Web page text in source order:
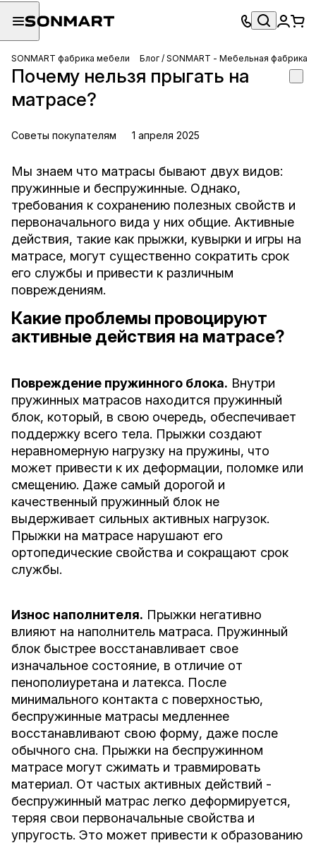
SONMART фабрика мебели Блог / SONMART - Мебельная фабрика
Почему нельзя прыгать на
матрасе?
Советы покупателям 1 апреля 2025
Мы знаем что матрасы бывают двух видов:
пружинные и беспружинные. Однако,
требования к сохранению полезных свойств и
первоначального вида у них общие. Активные
действия, такие как прыжки, кувырки и игры на
матрасе, могут существенно сократить срок
его службы и привести к различным
повреждениям.
Какие проблемы провоцируют
активные действия на матрасе?
Повреждение пружинного блока. Внутри
пружинных матрасов находится пружинный
блок, который, в свою очередь, обеспечивает
поддержку всего тела. Прыжки создают
неравномерную нагрузку на пружины, что
может привести к их деформации, поломке или
смещению. Даже самый дорогой и
качественный пружинный блок не
выдерживает сильных активных нагрузок.
Прыжки на матрасе нарушают его
ортопедические свойства и сокращают срок
службы.
Износ наполнителя. Прыжки негативно
влияют на наполнитель матраса. Пружинный
блок быстрее восстанавливает свое
изначальное состояние, в отличие от
пенополиуретана и латекса. После
минимального контакта с поверхностью,
беспружинные матрасы медленнее
восстанавливают свою форму, даже после
обычного сна. Прыжки на беспружинном
матрасе могут сжимать и травмировать
материал. От частых активных действий -
беспружинный матрас легко деформируется,
теряя свои первоначальные свойства и
упругость. Это может привести к образованию